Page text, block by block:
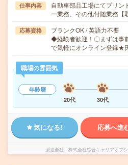
仕事内容
自動車部品工場にてプリン
ー業務、その他付随業務
応募資格
ブランクOK / 英語力不要
◆経験者歓迎！〇まずは事
で気軽にオンライン登録★
職場の雰囲気
年齢層
20代
30代
気になる! 応募へ進
派遣会社 株式会社綜合キャリアオプ